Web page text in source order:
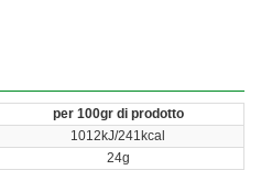
per 100gr di prodotto
1012kJ/241kcal
24g